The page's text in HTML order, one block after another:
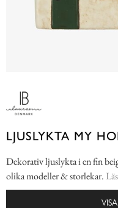
LJUSLYKTA MY
Dekorativ ljuslykta i en fin
olika modeller & storlekar.